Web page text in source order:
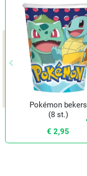
Vorige
keyboard_arrow_left
Pokémon bekers
(8 st.)
€ 2,95